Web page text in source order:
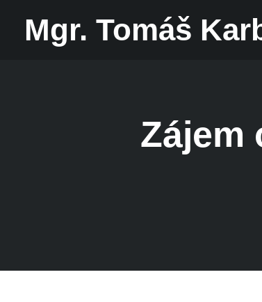
Mgr. Tomáš
Zájem